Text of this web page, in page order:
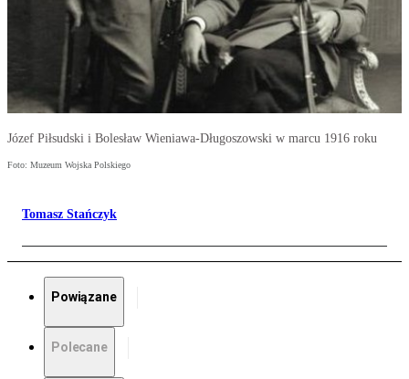
Józef Piłsudski i Bolesław Wieniawa-Długoszowski w marcu 1916 roku
Foto: Muzeum Wojska Polskiego
Tomasz Stańczyk
Powiązane
Polecane